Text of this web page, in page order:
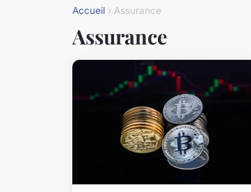
Accueil › Assurance
Assurance